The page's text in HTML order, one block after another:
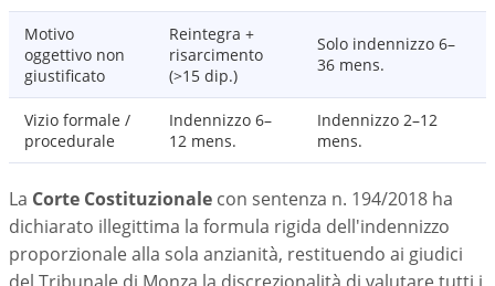
Motivo
oggettivo non
giustificato
Reintegra +
risarcimento
(>15 dip.)
Solo indennizzo 6–
36 mens.
Vizio formale /
procedurale
Indennizzo 6–
12 mens.
Indennizzo 2–12
mens.
La Corte Costituzionale con sentenza n. 194/2018 ha
dichiarato illegittima la formula rigida dell'indennizzo
proporzionale alla sola anzianità, restituendo ai giudici